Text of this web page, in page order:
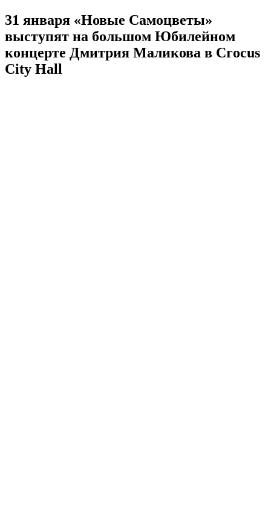
31 января «Новые Самоцветы»
выступят на большом Юбилейном
концерте Дмитрия Маликова в Crocus
City Hall